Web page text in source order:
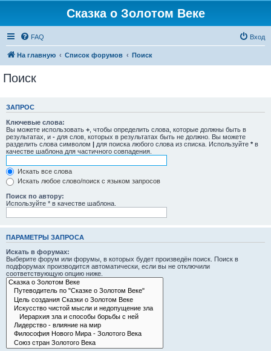
Сказка о Золотом Веке
FAQ Вход
На главную Список форумов Поиск
Поиск
ЗАПРОС
Ключевые слова:
Вы можете использовать + , чтобы определить слова, которые должны быть в
результатах, и - для слов, которых в результатах быть не должно. Вы можете
разделить слова символом | для поиска любого слова из списка. Используйте * в
качестве шаблона для частичного совпадения.
Искать все слова
Искать любое слово/поиск с языком запросов
Поиск по автору:
Используйте * в качестве шаблона.
ПАРАМЕТРЫ ЗАПРОСА
Искать в форумах:
Выберите форум или форумы, в которых будет произведён поиск. Поиск в
подфорумах производится автоматически, если вы не отключили
соответствующую опцию ниже.